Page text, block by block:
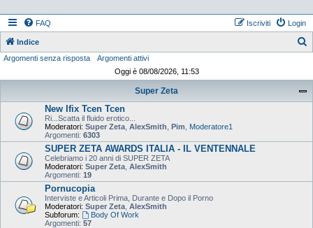
FAQ Login
Iscriviti
Indice
Argomenti senza risposta
Argomenti attivi
Oggi è 08/08/2026, 11:53
Super Zeta
New Ifix Tcen Tcen
Ri...Scatta il fluido erotico...
Moderatori: Super Zeta AlexSmith Pim
Moderatore1
Argomenti: 6303
SUPER ZETA AWARDS ITALIA - IL VENTENNALE
Celebriamo i 20 anni di SUPER ZETA
Moderatori: Super Zeta AlexSmith
Argomenti: 19
Pornucopia
Interviste e Articoli Prima, Durante e Dopo il Porno
Moderatori: Super Zeta AlexSmith
Subforum:
Body Of Work
Argomenti: 57